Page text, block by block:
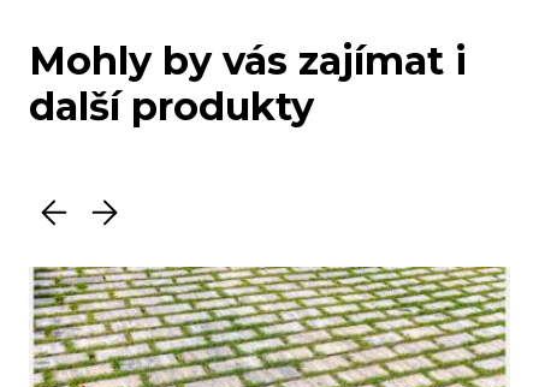
Mohly by vás zajímat i
další produkty